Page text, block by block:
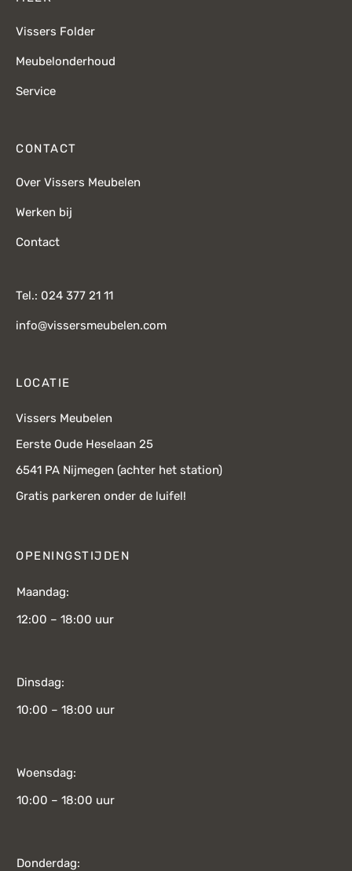
Vissers Folder
Meubelonderhoud
Service
CONTACT
Over Vissers Meubelen
Werken bij
Contact
Tel.: 024 377 21 11
info@vissersmeubelen.com
LOCATIE
Vissers Meubelen
Eerste Oude Heselaan 25
6541 PA Nijmegen (achter het station)
Gratis parkeren onder de luifel!
OPENINGSTIJDEN
Maandag:
12:00 – 18:00 uur
Dinsdag:
10:00 – 18:00 uur
Woensdag:
10:00 – 18:00 uur
Donderdag: